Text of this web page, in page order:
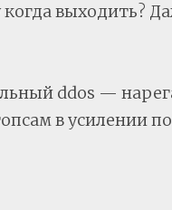
выходить?
ddos —
в усилении по